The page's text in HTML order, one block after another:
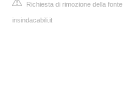
Richiesta di rimozione della fonte
insindacabili.it